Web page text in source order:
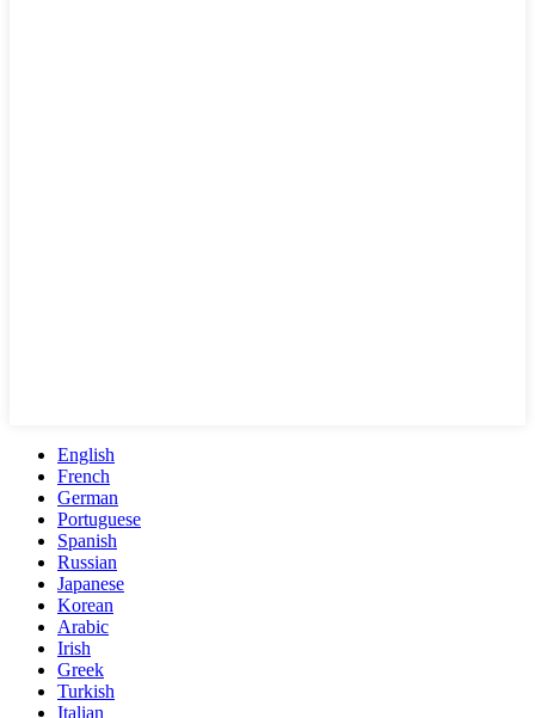
English
French
German
Portuguese
Spanish
Russian
Japanese
Korean
Arabic
Irish
Greek
Turkish
Italian